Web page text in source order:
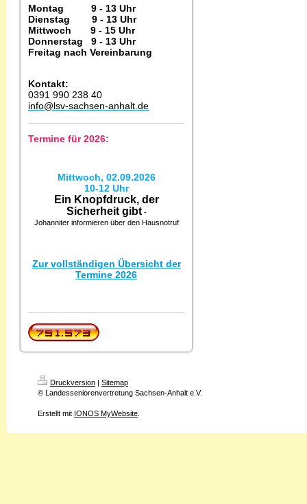
Montag 9 - 13 Uhr
Dienstag 9 - 13 Uhr
Mittwoch 9 - 15 Uhr
Donnerstag 9 - 13 Uhr
Freitag nach Vereinbarung
Kontakt:
0391 990 238 40
info@lsv-sachsen-anhalt.de
Termine für 2026:
Mittwoch, 02.09.2026
10-12 Uhr
Ein Knopfdruck, der
Sicherheit gibt-
Johanniter informieren über den Hausnotruf
Zur vollständigen Übersicht der
Termine 2026
Druckversion | Sitemap
© Landesseniorenvertretung Sachsen-Anhalt e.V.
Erstellt mit IONOS MyWebsite